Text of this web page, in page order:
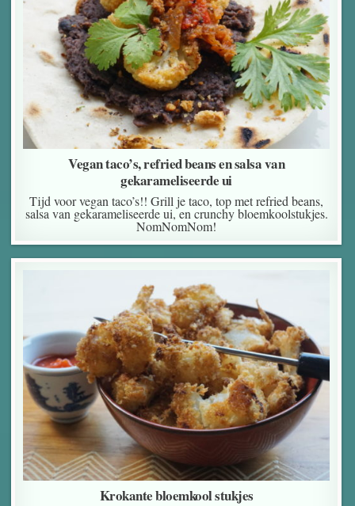
Vegan taco’s, refried beans en salsa van
gekarameliseerde ui
Tijd voor vegan taco’s!! Grill je taco, top met refried beans,
salsa van gekarameliseerde ui, en crunchy bloemkoolstukjes.
NomNomNom!
Krokante bloemkool stukjes